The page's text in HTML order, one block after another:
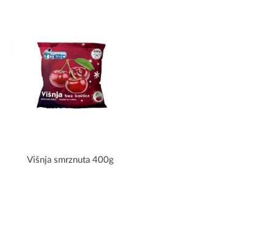
Višnja smrznuta 400g